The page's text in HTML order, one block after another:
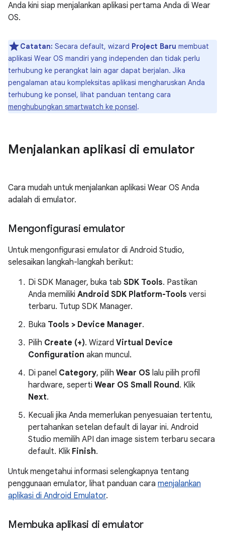
Anda kini siap menjalankan aplikasi pertama Anda di Wear
OS.
Catatan: Secara default, wizard Project Baru membuat
aplikasi Wear OS mandiri yang independen dan tidak perlu
terhubung ke perangkat lain agar dapat berjalan. Jika
pengalaman atau kompleksitas aplikasi mengharuskan Anda
terhubung ke ponsel, lihat panduan tentang cara
menghubungkan smartwatch ke ponsel.
Menjalankan aplikasi di emulator
Cara mudah untuk menjalankan aplikasi Wear OS Anda
adalah di emulator.
Mengonfigurasi emulator
Untuk mengonfigurasi emulator di Android Studio,
selesaikan langkah-langkah berikut:
Di SDK Manager, buka tab SDK Tools. Pastikan
Anda memiliki Android SDK Platform-Tools versi
terbaru. Tutup SDK Manager.
Buka Tools > Device Manager.
Pilih Create (+). Wizard Virtual Device
Configuration akan muncul.
Di panel Category, pilih Wear OS lalu pilih profil
hardware, seperti Wear OS Small Round. Klik
Next.
Kecuali jika Anda memerlukan penyesuaian tertentu,
pertahankan setelan default di layar ini. Android
Studio memilih API dan image sistem terbaru secara
default. Klik Finish.
Untuk mengetahui informasi selengkapnya tentang
penggunaan emulator, lihat panduan cara menjalankan
aplikasi di Android Emulator.
Membuka aplikasi di emulator